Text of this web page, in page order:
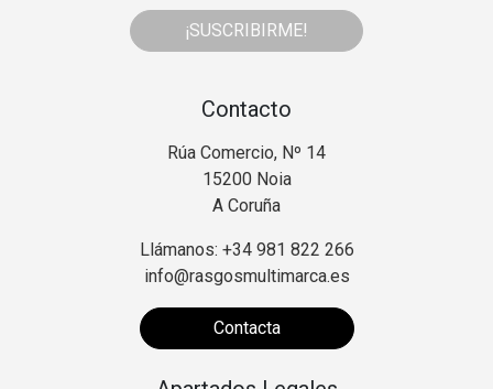
¡SUSCRIBIRME!
Contacto
Rúa Comercio, Nº 14
15200 Noia
A Coruña
Llámanos: +34 981 822 266
info@rasgosmultimarca.es
Contacta